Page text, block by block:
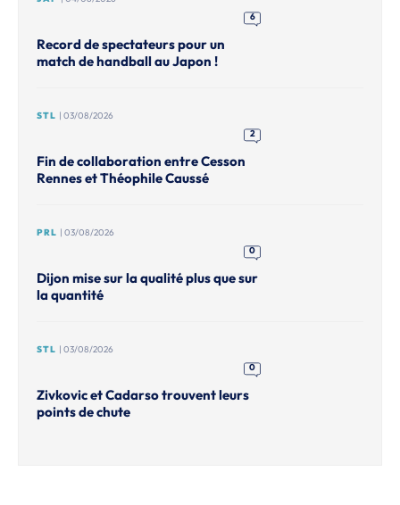
6
Record de spectateurs pour un
match de handball au Japon !
STL | 03/08/2026
2
Fin de collaboration entre Cesson
Rennes et Théophile Caussé
PRL | 03/08/2026
0
Dijon mise sur la qualité plus que sur
la quantité
STL | 03/08/2026
0
Zivkovic et Cadarso trouvent leurs
points de chute